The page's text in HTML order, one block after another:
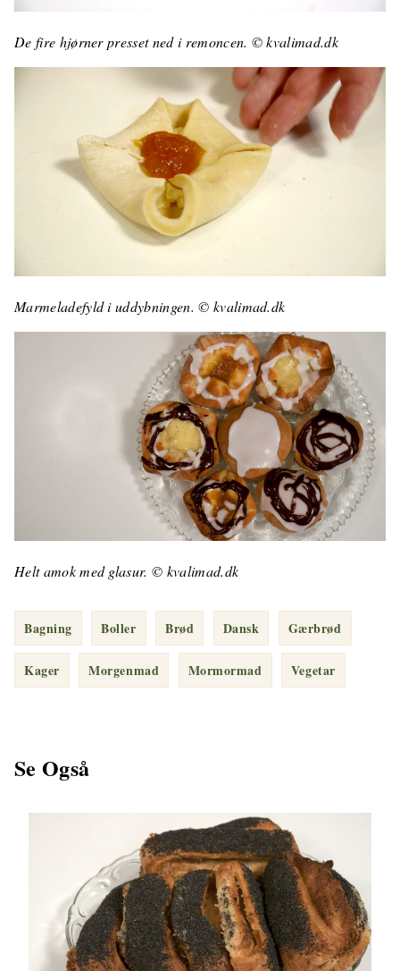
De fire hjørner presset ned i remoncen. © kvalimad.dk
Marmeladefyld i uddybningen. © kvalimad.dk
Helt amok med glasur. © kvalimad.dk
Bagning Boller Brød Dansk Gærbrød
Kager Morgenmad Mormormad Vegetar
Se Også